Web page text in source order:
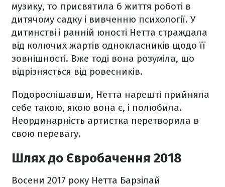
музику, то присвятила б життя роботі в
дитячому садку і вивченню психології. У
дитинстві і ранній юності Нетта страждала
від колючих жартів однокласників щодо її
зовнішності. Вже тоді вона розуміла, що
відрізняється від ровесників.
Подорослішавши, Нетта нарешті прийняла
себе такою, якою вона є, і полюбила.
Неординарність артистка перетворила в
свою перевагу.
Шлях до Євробачення 2018
Восени 2017 року Нетта Барзілай